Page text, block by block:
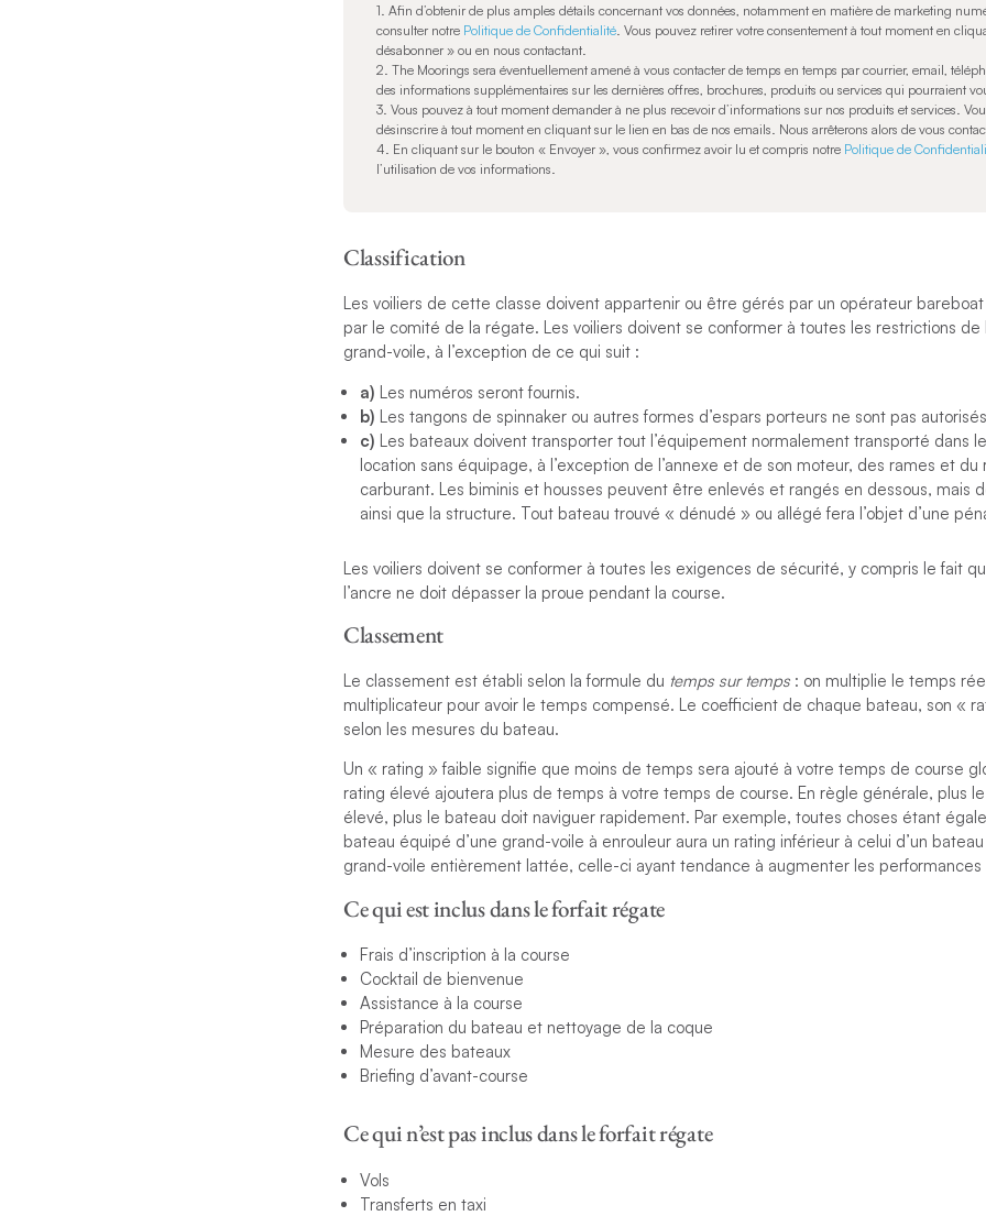
1. Afin d’obtenir de plus amples détails concernant vos données, notamment en matière de marketing
consulter notre Politique de Confidentialité . Vous pouvez retirer votre consentement à tout moment en
désabonner » ou en nous contactant.
2. The Moorings sera éventuellement amené à vous contacter de temps en temps par courrier, email,
des informations supplémentaires sur les dernières offres, brochures, produits ou services qui pourraient
3. Vous pouvez à tout moment demander à ne plus recevoir d’informations sur nos produits et services.
désinscrire à tout moment en cliquant sur le lien en bas de nos emails. Nous arrêterons alors de vous
4. En cliquant sur le bouton « Envoyer », vous confirmez avoir lu et compris notre Politique de
l’utilisation de vos informations.
Classification
Les voiliers de cette classe doivent appartenir ou être gérés par un opérateur
par le comité de la régate. Les voiliers doivent se conformer à toutes les restrictions de
grand-voile, à l’exception de ce qui suit :
a) Les numéros seront fournis.
b) Les tangons de spinnaker ou autres formes d’espars porteurs ne sont pas
c) Les bateaux doivent transporter tout l’équipement normalement transporté dans
location sans équipage, à l’exception de l’annexe et de son moteur, des rames et du
carburant. Les biminis et housses peuvent être enlevés et rangés en dessous, mais
ainsi que la structure. Tout bateau trouvé « dénudé » ou allégé fera l’objet d’une
Les voiliers doivent se conformer à toutes les exigences de sécurité, y compris le fait
l’ancre ne doit dépasser la proue pendant la course.
Classement
Le classement est établi selon la formule du temps sur temps : on multiplie le temps
multiplicateur pour avoir le temps compensé. Le coefficient de chaque bateau, son «
selon les mesures du bateau.
Un « rating » faible signifie que moins de temps sera ajouté à votre temps de course
rating élevé ajoutera plus de temps à votre temps de course. En règle générale, plus
élevé, plus le bateau doit naviguer rapidement. Par exemple, toutes choses étant
bateau équipé d’une grand-voile à enrouleur aura un rating inférieur à celui d’un
grand-voile entièrement lattée, celle-ci ayant tendance à augmenter les performances
Ce qui est inclus dans le forfait régate
Frais d’inscription à la course
Cocktail de bienvenue
Assistance à la course
Préparation du bateau et nettoyage de la coque
Mesure des bateaux
Briefing d’avant-course
Ce qui n’est pas inclus dans le forfait régate
Vols
Transferts en taxi